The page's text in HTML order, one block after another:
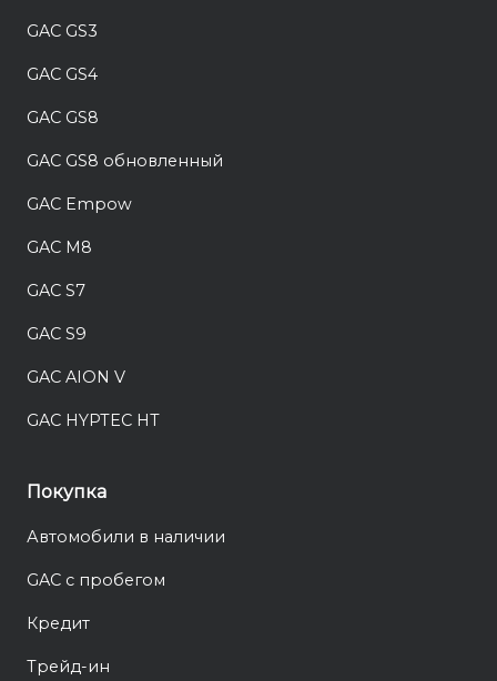
GAC GS3
GAC GS4
GAC GS8
GAC GS8 обновленный
GAC Empow
GAC M8
GAC S7
GAC S9
GAC AION V
GAC HYPTEC HT
Покупка
Автомобили в наличии
GAC с пробегом
Кредит
Трейд-ин